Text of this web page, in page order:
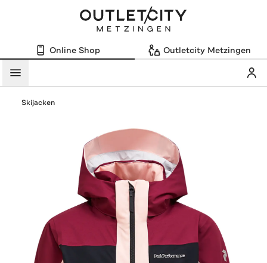
Online Shop Outletcity Metzingen
Menü
Skijacken